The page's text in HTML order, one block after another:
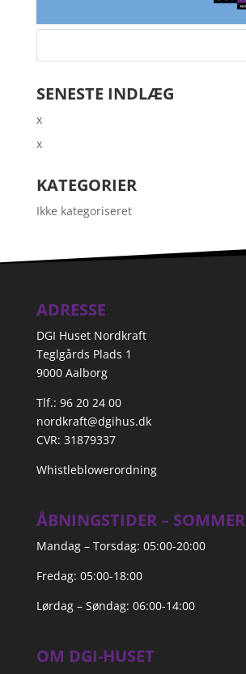
SENESTE INDLÆG
x
x
KATEGORIER
Ikke kategoriseret
ADRESSE
DGI Huset Nordkraft
Teglgårds Plads 1
9000 Aalborg
Tlf.: 96 20 24 00
nordkraft@dgihus.dk
CVR: 31879337
Whistleblowerordning
ÅBNINGSTIDER – SOMMER
Mandag – Torsdag: 05:00-20:00
Fredag: 05:00-18:00
Lørdag – Søndag: 06:00-14:00
OM DGI-HUSET